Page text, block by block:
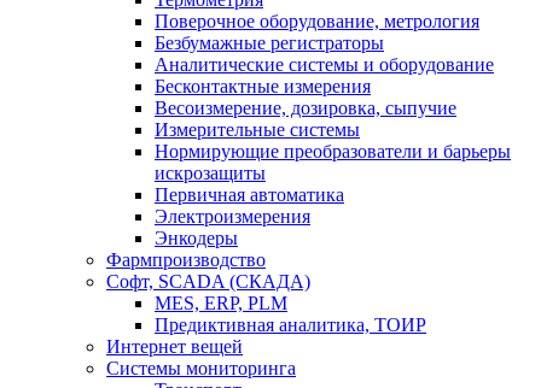
Поверочное оборудование, метрология
Безбумажные регистраторы
Аналитические системы и оборудование
Бесконтактные измерения
Весоизмерение, дозировка, сыпучие
Измерительные системы
Нормирующие преобразователи и барьеры
искрозащиты
Первичная автоматика
Электроизмерения
Энкодеры
Фармпроизводство
Софт, SCADA (СКАДА)
MES, ERP, PLM
Предиктивная аналитика, ТОИР
Интернет вещей
Системы мониторинга